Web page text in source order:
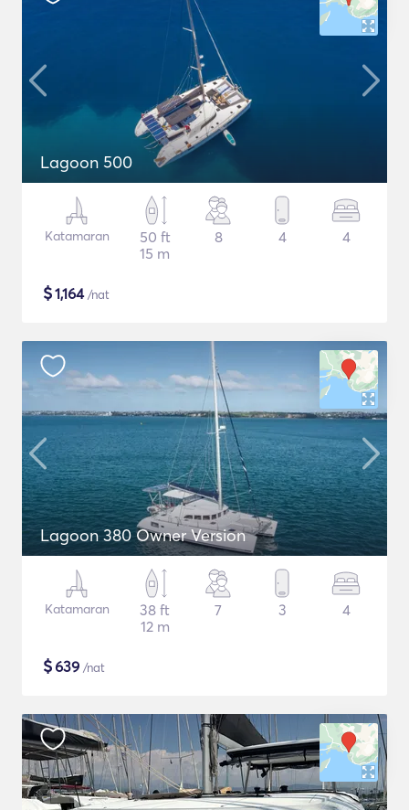
Lagoon 500
Katamaran
50 ft
15 m
8 4 4
$1,164/nat
Lagoon 380 Owner Version
Katamaran
38 ft
12 m
7 3 4
$639 /nat